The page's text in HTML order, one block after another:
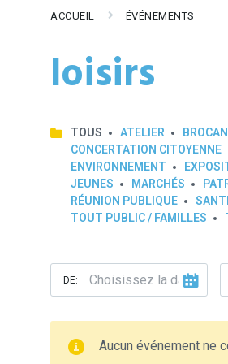
ACCUEIL ÉVÉNEMENTS
loisirs
TOUS ATELIER
CONCERTATION CITOYENNE
ENVIRONNEMENT
JEUNES
MARCHÉS
RÉUNION PUBLIQUE
TOUT PUBLIC / FAMILLES
DE:
Aucun événement ne